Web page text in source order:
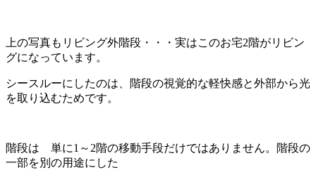
上の写真もリビング外階段・・・実はこのお宅2階がリビン
グになっています。
シースルーにしたのは、階段の視覚的な軽快感と外部から光
を取り込むためです。
階段は 単に1～2階の移動手段だけではありません。階段の
一部を別の用途にした